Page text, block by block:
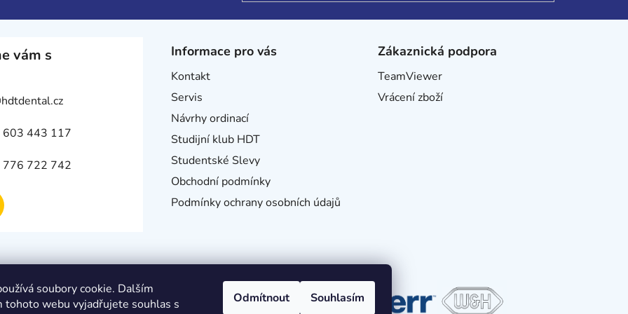
soubory cookie. Dalším
tohoto webu vyjadřujete souhlas s
Odmítnout Souhlasím
vám s
hdtdental.cz
443 117
722 742
Informace pro vás
Kontakt
Servis
Návrhy ordinací
Studijní klub HDT
Studentské Slevy
Obchodní podmínky
Podmínky ochrany osobních údajů
Zákaznická podpora
TeamViewer
Vrácení zboží